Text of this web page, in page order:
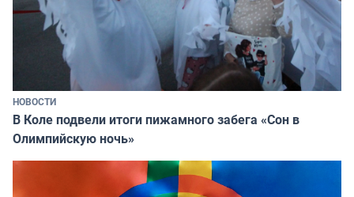
НОВОСТИ
В Коле подвели итоги пижамного забега «Сон в
Олимпийскую ночь»